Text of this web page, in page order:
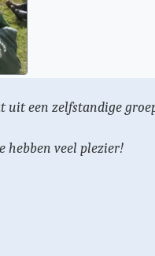
een zelfstandige
hebben veel plezier!